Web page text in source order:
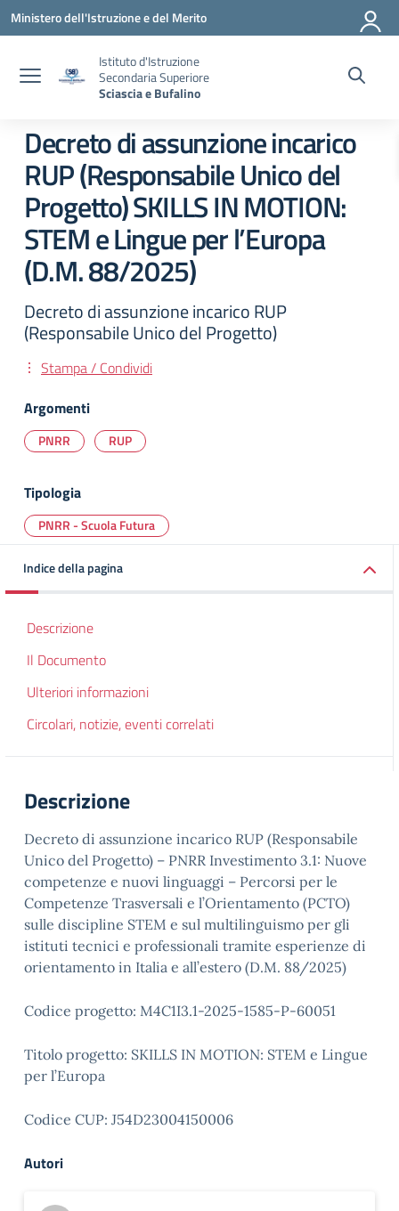
Vai ai contenuti
Vai al menu di navigazione
Vai al footer
Ministero dell'Istruzione e del Merito
Istituto d'Istruzione
Secondaria Superiore
Sciascia e Bufalino
Decreto di assunzione incarico
RUP (Responsabile Unico del
Progetto) SKILLS IN MOTION:
STEM e Lingue per l’Europa
(D.M. 88/2025)
Decreto di assunzione incarico RUP
(Responsabile Unico del Progetto)
Stampa / Condividi
Argomenti
PNRR RUP
Tipologia
PNRR - Scuola Futura
Indice della pagina
Descrizione
Il Documento
Ulteriori informazioni
Circolari, notizie, eventi correlati
Descrizione
Decreto di assunzione incarico RUP (Responsabile
Unico del Progetto) – PNRR Investimento 3.1: Nuove
competenze e nuovi linguaggi – Percorsi per le
Competenze Trasversali e l’Orientamento (PCTO)
sulle discipline STEM e sul multilinguismo per gli
istituti tecnici e professionali tramite esperienze di
orientamento in Italia e all’estero (D.M. 88/2025)
Codice progetto: M4C1I3.1-2025-1585-P-60051
Titolo progetto: SKILLS IN MOTION: STEM e Lingue
per l’Europa
Codice CUP: J54D23004150006
Autori